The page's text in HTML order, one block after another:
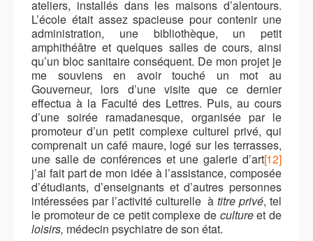
ateliers, installés dans les maisons d’alentours.
L’école était assez spacieuse pour contenir une
administration, une bibliothèque, un petit
amphithéâtre et quelques salles de cours, ainsi
qu’un bloc sanitaire conséquent. De mon projet je
me souviens en avoir touché un mot au
Gouverneur, lors d’une visite que ce dernier
effectua à la Faculté des Lettres. Puis, au cours
d’une soirée ramadanesque, organisée par le
promoteur d’un petit complexe culturel privé, qui
comprenait un café maure, logé sur les terrasses,
une salle de conférences et une galerie d’art[12]
j’ai fait part de mon idée à l’assistance, composée
d’étudiants, d’enseignants et d’autres personnes
intéressées par l’activité culturelle àtitre privé, tel
le promoteur de ce petit complexe de cultureet de
loisirs, médecin psychiatre de son état.